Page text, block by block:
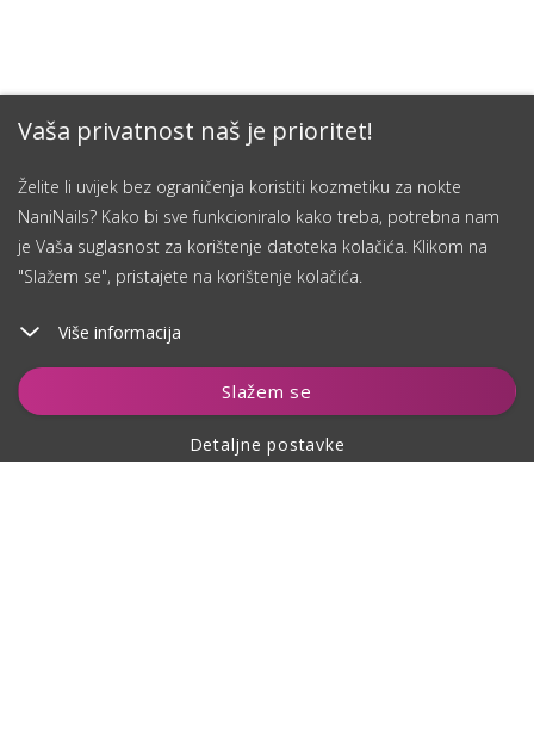
Vaša privatnost naš je prioritet!
Želite li uvijek bez ograničenja koristiti kozmetiku za nokte
NaniNails? Kako bi sve funkcioniralo kako treba, potrebna nam
je Vaša suglasnost za korištenje datoteka kolačića. Klikom na
"Slažem se", pristajete na korištenje kolačića.
Više informacija
Slažem se
Detaljne postavke
Dodaj u košaricu